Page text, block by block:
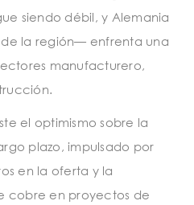
siendo débil, y Alemania
la región— enfrenta una
manufacturero,
el optimismo sobre la
plazo, impulsado por
en la oferta y la
cobre en proyectos de